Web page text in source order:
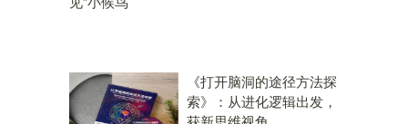
《打开脑洞的途径方法探
索》：从进化逻辑出发，